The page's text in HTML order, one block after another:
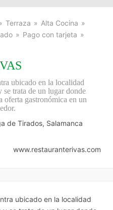
Terraza
Alta Cocina
Pago con tarjeta
ubicado en la localidad
se trata de un lugar donde
oferta gastronómica en un
de Tirados, Salamanca
www.restauranterivas.com
ubicado en la localidad